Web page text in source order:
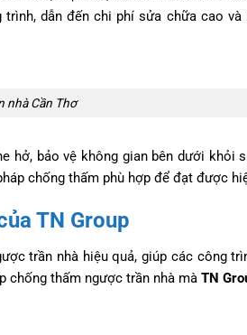
dẫn đến chi phí sửa chữa cao
nhà Cần Thơ
hở, bảo vệ không gian bên dưới khỏi
chống thấm phù hợp để đạt được
TN Group
trần nhà hiệu quả, giúp các công
chống thấm ngược trần nhà mà TN